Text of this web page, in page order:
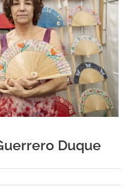
Duque